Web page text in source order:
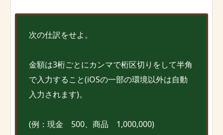
次の仕訳をせよ。
金額は3桁ごとにカンマで桁区切りをして半角
で入力すること(iOSの一部の環境以外は自動
入力されます)。
(例：現金 500、商品 1,000,000)